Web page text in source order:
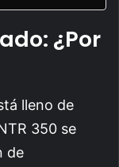
¿Por
lleno de
350 se
de